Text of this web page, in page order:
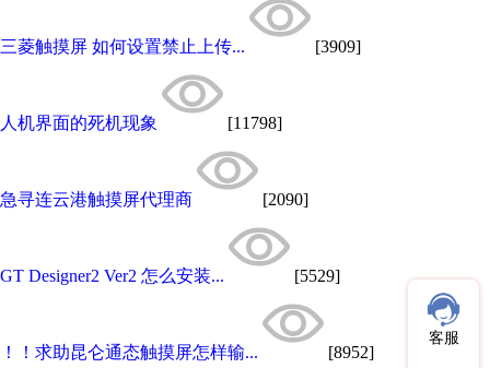
三菱触摸屏 如何设置禁止上传... [3909]
人机界面的死机现象 [11798]
急寻连云港触摸屏代理商 [2090]
GT Designer2 Ver2 怎么安装... [5529]
！！求助昆仑通态触摸屏怎样输... [8952]
客服